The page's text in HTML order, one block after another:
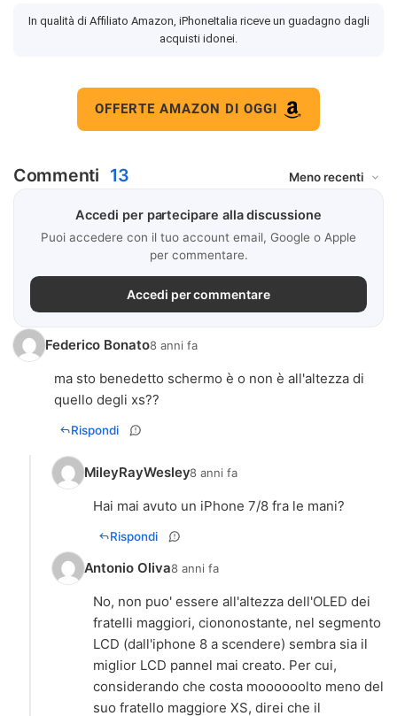
In qualità di Affiliato Amazon, iPhoneItalia riceve un guadagno dagli
acquisti idonei.
OFFERTE AMAZON DI OGGI
Commenti 13
Accedi per partecipare alla discussione
Puoi accedere con il tuo account email, Google o Apple
per commentare.
Accedi per commentare
Federico Bonato8 anni fa
ma sto benedetto schermo è o non è all'altezza di
quello degli xs??
Rispondi
MileyRayWesley8 anni fa
Hai mai avuto un iPhone 7/8 fra le mani?
Rispondi
Antonio Oliva8 anni fa
No, non puo' essere all'altezza dell'OLED dei
fratelli maggiori, ciononostante, nel segmento
LCD (dall'iphone 8 a scendere) sembra sia il
miglior LCD pannel mai creato. Per cui,
considerando che costa moooooolto meno del
suo fratello maggiore XS, direi che il